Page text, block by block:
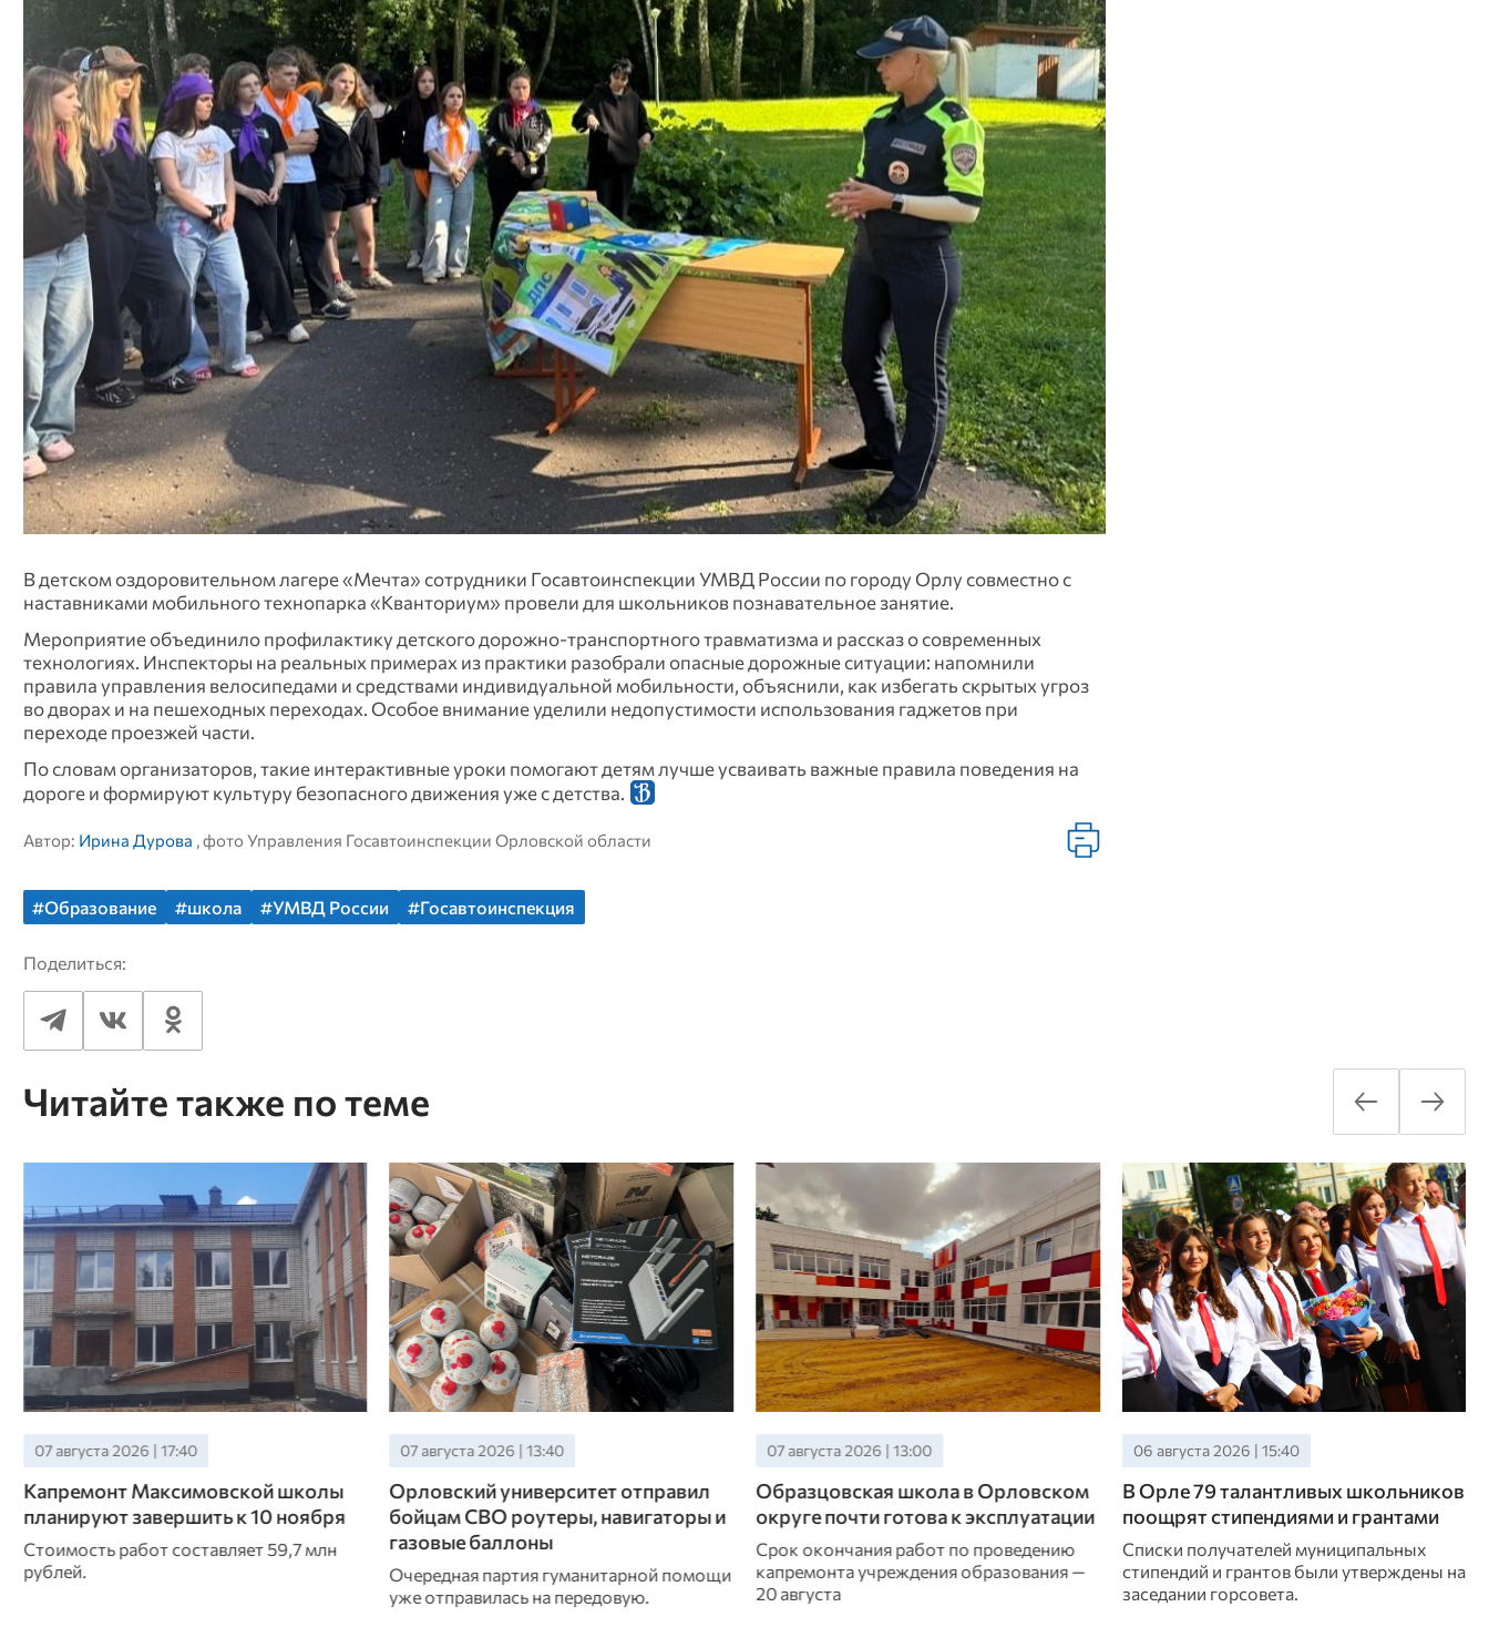
В детском оздоровительном лагере «Мечта» сотрудники Госавтоинспекции УМВД России по городу Орлу совместно с
наставниками мобильного технопарка «Кванториум» провели для школьников познавательное занятие.
Мероприятие объединило профилактику детского дорожно-транспортного травматизма и рассказ о современных
технологиях. Инспекторы на реальных примерах из практики разобрали опасные дорожные ситуации: напомнили
правила управления велосипедами и средствами индивидуальной мобильности, объяснили, как избегать скрытых угроз
во дворах и на пешеходных переходах. Особое внимание уделили недопустимости использования гаджетов при
переходе проезжей части.
По словам организаторов, такие интерактивные уроки помогают детям лучше усваивать важные правила поведения на
дороге и формируют культуру безопасного движения уже с детства.
Автор: Ирина Дурова , фото Управления Госавтоинспекции Орловской области
#Образование #школа #УМВД России #Госавтоинспекция
Поделиться:
Читайте также по теме
07 августа 2026 | 13:40
Орловский университет отправил
бойцам СВО роутеры, навигаторы и
газовые баллоны
Очередная партия гуманитарной помощи
07 августа 2026 | 13:00
Образцовская школа в Орловском
округе почти готова к эксплуатации
Срок окончания работ по проведению
капремонта учреждения образования —
20 августа
06 августа 2026 | 15:40
В Орле 79 талантливых школьников
поощрят стипендиями и грантами
Списки получателей муниципальных
стипендий и грантов были утверждены на
заседании горсовета.
31 июля 2026 | 18:30
Четверо выпускников Орловского
юринститута МВД награждены
золотыми медалями
Сегодня состоялась торжественная
церемония вручения дипломов. Всего их